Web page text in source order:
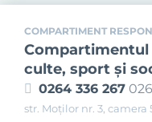
COMPARTIMENT
culte, sport şi
0264 336 267
str. Moților nr. 3, camera